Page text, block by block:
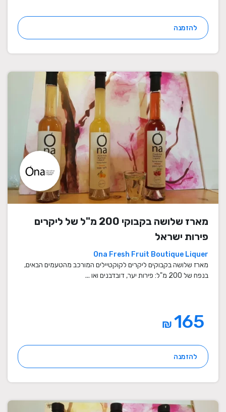
להזמנה
מארז שלושה בקבוקי 200 מ"ל של ליקרים
פירות ישראל
Ona Fresh Fruit Boutique Liquer
מארז שלושה בקבוקים ליקרים לקוקטיילים המורכב מהטעמים הבאים,
בנפח של 200 מ"ל: פירות יער, דובדבנים ואו ...
₪
להזמנה